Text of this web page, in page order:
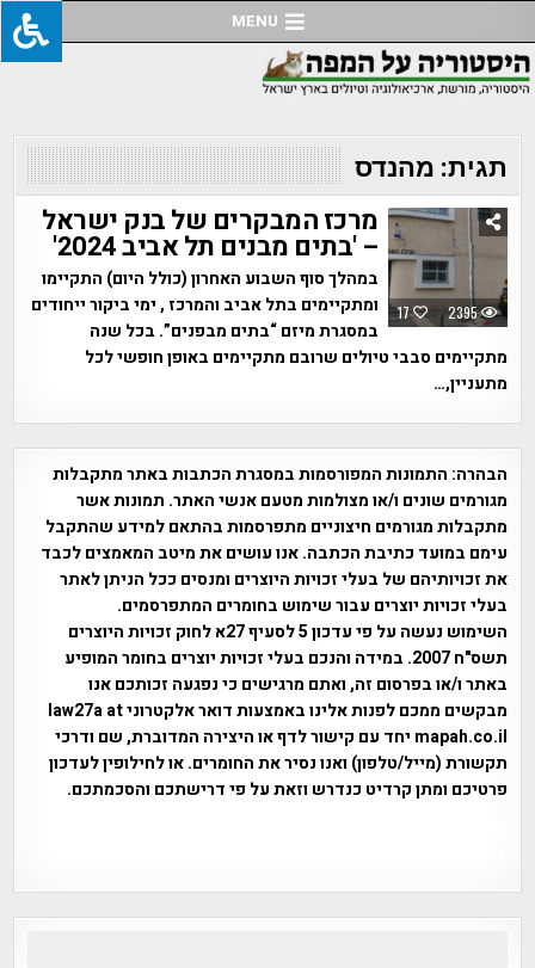
to
content
MENU
תגית: מהנדס
17 2395
מרכז המבקרים של בנק ישראל
– 'בתים מבנים תל אביב 2024'
במהלך סוף השבוע האחרון (כולל היום) התקיימו
ומתקיימים בתל אביב והמרכז , ימי ביקור ייחודים
במסגרת מיזם “בתים מבפנים”. בכל שנה
מתקיימים סבבי טיולים שרובם מתקיימים באופן חופשי לכל
מתעניין,…
הבהרה: התמונות המפורסמות במסגרת הכתבות באתר מתקבלות
מגורמים שונים ו/או מצולמות מטעם אנשי האתר. תמונות אשר
מתקבלות מגורמים חיצוניים מתפרסמות בהתאם למידע שהתקבל
עימם במועד כתיבת הכתבה. אנו עושים את מיטב המאמצים לכבד
את זכויותיהם של בעלי זכויות היוצרים ומנסים ככל הניתן לאתר
בעלי זכויות יוצרים עבור שימוש בחומרים המתפרסמים.
השימוש נעשה על פי עדכון 5 לסעיף 27א לחוק זכויות היוצרים
תשס"ח 2007. במידה והנכם בעלי זכויות יוצרים בחומר המופיע
באתר ו/או בפרסום זה, ואתם מרגישים כי נפגעה זכותכם אנו
מבקשים ממכם לפנות אלינו באמצעות דואר אלקטרוני law27a at
mapah.co.il יחד עם קישור לדף או היצירה המדוברת, שם ודרכי
תקשורת (מייל/טלפון) ואנו נסיר את החומרים. או לחילופין לעדכון
פרטיכם ומתן קרדיט כנדרש וזאת על פי דרישתכם והסכמתכם.